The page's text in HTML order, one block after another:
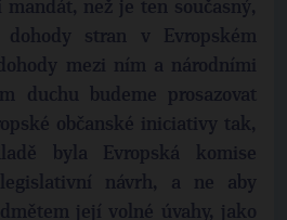
než je ten současný,
stran v Evropském
mezi ním a národními
duchu budeme prosazovat
občanské iniciativy tak,
byla Evropská komise
návrh, a ne aby
její volné úvahy, jako